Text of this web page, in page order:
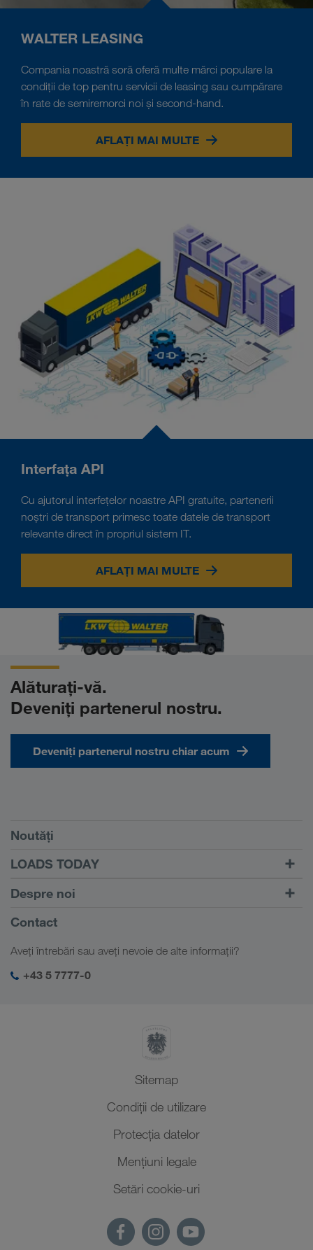
WALTER LEASING
Compania noastră soră oferă multe mărci populare la
condiții de top pentru servicii de leasing sau cumpărare
în rate de semiremorci noi și second-hand.
AFLAȚI MAI MULTE
Interfața API
Cu ajutorul interfețelor noastre API gratuite, partenerii
noștri de transport primesc toate datele de transport
relevante direct în propriul sistem IT.
AFLAȚI MAI MULTE
Alăturați-vă.
Deveniți partenerul nostru.
Deveniți partenerul nostru chiar acum
Condiții
Noutăți
LOADS TODAY
Căutare transport cu
LOADS TODAY
Aflați mai multe
Către autentificare
Despre noi
Informații despre firma noastră
Management SHEQ
Contact
Aveți întrebări sau aveți nevoie de alte informații?
+43 5 7777-0
Sitemap
Condiții de utilizare
Protecţia datelor
Mențiuni legale
Setări cookie-uri